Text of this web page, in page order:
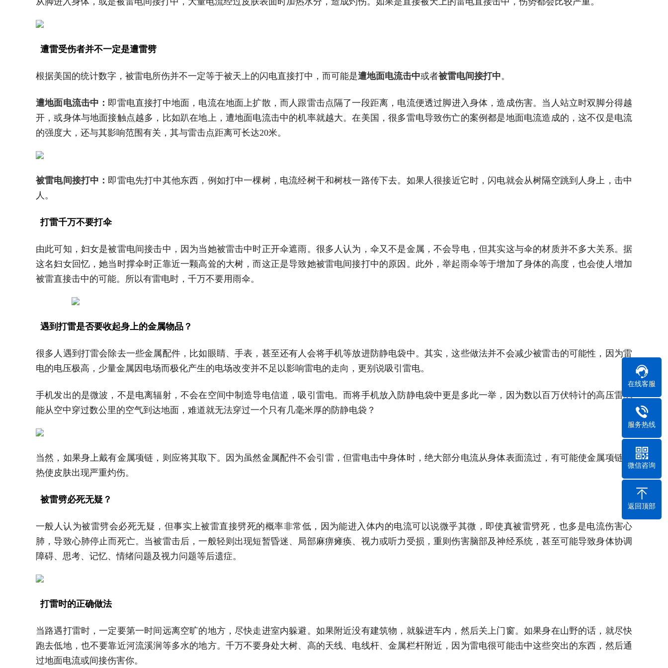
遭雷受伤者并不一定是遭雷劈
根据美国的统计数字，被雷电所伤并不一定等于被天上的闪电直接打中，而可能是遭地面电流击中或者被雷电间接打中。
遭地面电流击中： 即雷电直接打中地面，电流在地面上扩散，而人跟雷击点隔了一段距离，电流便透过脚进入身体，造成伤害。当人站立时双脚分得越
开，或身体与地面接触点越多，比如趴在地上，遭地面电流击中的机率就越大。在美国，很多雷电导致伤亡的案例都是地面电流造成的，这不仅是电流
的强度大，还与其影响范围有关，其与雷击点距离可长达20米。
被雷电间接打中： 即雷电先打中其他东西，例如打中一棵树，电流经树干和树枝一路传下去。如果人很接近它时，闪电就会从树隔空跳到人身上，击中
人。
打雷千万不要打伞
由此可知，妇女是被雷电间接击中，因为当她被雷击中时正开伞遮雨。很多人认为，伞又不是金属，不会导电，但其实这与伞的材质并不多大关系。据
这名妇女回忆，她当时撑伞时正靠近一颗高耸的大树，而这正是导致她被雷电间接打中的原因。此外，举起雨伞等于增加了身体的高度，也会使人增加
被雷直接击中的可能。所以有雷电时，千万不要用雨伞。
遇到打雷是否要收起身上的金属物品？
很多人遇到打雷会除去一些金属配件，比如眼睛、手表，甚至还有人会将手机等放进防静电袋中。其实，这些做法并不会减少被雷击的可能性，因为雷
电的电压极高，少量金属因电场而极化产生的电场改变并不足以影响雷电的走向，更别说吸引雷电。
手机发出的是微波，不是电离辐射，不会在空间中制造导电信道，吸引雷电。而将手机放入防静电袋中更是多此一举，因为数以百万伏特计的高压雷电
能从空中穿过数公里的空气到达地面，难道就无法穿过一个只有几毫米厚的防静电袋？
当然，如果身上戴有金属项链，则应将其取下。因为虽然金属配件不会引雷，但雷电击中身体时，绝大部分电流从身体表面流过，有可能使金属项链发
热使皮肤出现严重灼伤。
被雷劈必死无疑？
一般人认为被雷劈会必死无疑，但事实上被雷直接劈死的概率非常低，因为能进入体内的电流可以说微乎其微，即使真被雷劈死，也多是电流伤害心
肺，导致心肺停止而死亡。当被雷击后，一般轻则出现短暂昏迷、局部麻痹瘫痪、视力或听力受损，重则伤害脑部及神经系统，甚至可能导致身体协调
障碍、思考、记忆、情绪问题及视力问题等后遗症。
打雷时的正确做法
当路遇打雷时，一定要第一时间远离空旷的地方，尽快走进室内躲避。如果附近没有建筑物，就躲进车内，然后关上门窗。如果身在山野的话，就尽快
跑去低地，也不要靠近河流溪涧等多水的地方。千万不要身处大树、高的天线、电线杆、金属栏杆附近，因为雷电很可能击中这些突出的东西，然后通
过地面电流或间接伤害你。
在线客服
服务热线
微信咨询
返回顶部